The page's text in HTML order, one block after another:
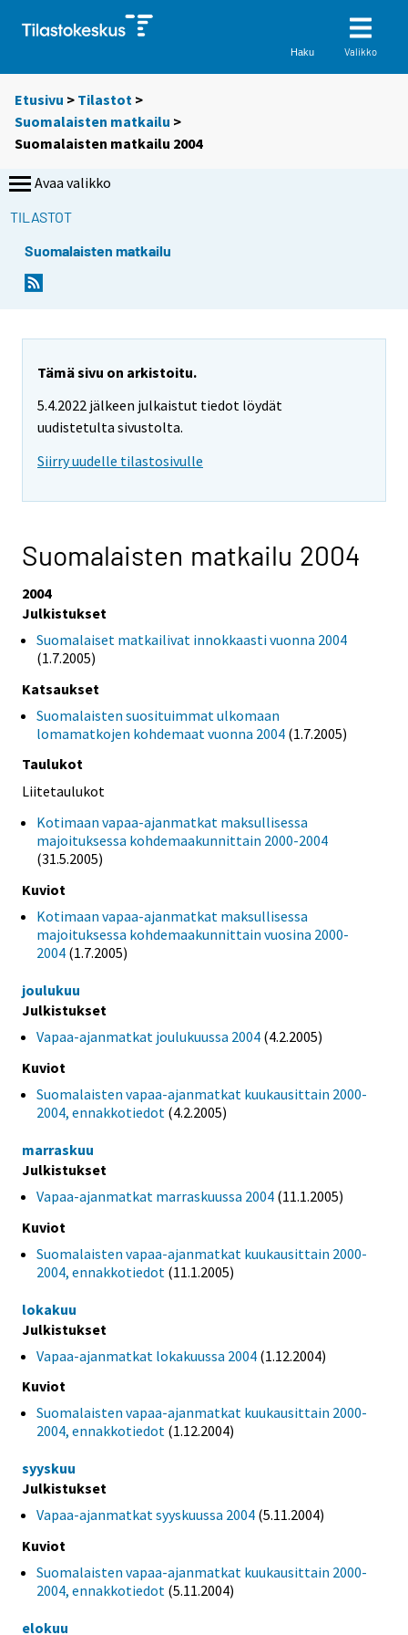
Haku Valikko
Etusivu > Tilastot >
Suomalaisten matkailu >
Suomalaisten matkailu 2004
Avaa valikko
TILASTOT
Suomalaisten matkailu
Tämä sivu on arkistoitu.
5.4.2022 jälkeen julkaistut tiedot löydät
uudistetulta sivustolta.
Siirry uudelle tilastosivulle
Suomalaisten matkailu 2004
2004
Julkistukset
Suomalaiset matkailivat innokkaasti vuonna 2004
(1.7.2005)
Katsaukset
Suomalaisten suosituimmat ulkomaan
lomamatkojen kohdemaat vuonna 2004 (1.7.2005)
Taulukot
Liitetaulukot
Kotimaan vapaa-ajanmatkat maksullisessa
majoituksessa kohdemaakunnittain 2000-2004
(31.5.2005)
Kuviot
Kotimaan vapaa-ajanmatkat maksullisessa
majoituksessa kohdemaakunnittain vuosina 2000-
2004 (1.7.2005)
joulukuu
Julkistukset
Vapaa-ajanmatkat joulukuussa 2004 (4.2.2005)
Kuviot
Suomalaisten vapaa-ajanmatkat kuukausittain 2000-
2004, ennakkotiedot (4.2.2005)
marraskuu
Julkistukset
Vapaa-ajanmatkat marraskuussa 2004 (11.1.2005)
Kuviot
Suomalaisten vapaa-ajanmatkat kuukausittain 2000-
2004, ennakkotiedot (11.1.2005)
lokakuu
Julkistukset
Vapaa-ajanmatkat lokakuussa 2004 (1.12.2004)
Kuviot
Suomalaisten vapaa-ajanmatkat kuukausittain 2000-
2004, ennakkotiedot (1.12.2004)
syyskuu
Julkistukset
Vapaa-ajanmatkat syyskuussa 2004 (5.11.2004)
Kuviot
Suomalaisten vapaa-ajanmatkat kuukausittain 2000-
2004, ennakkotiedot (5.11.2004)
elokuu